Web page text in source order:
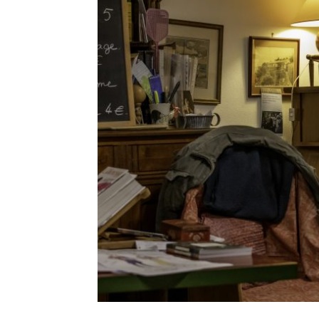
Leave a Comment
Ce concert a été l’occasion de vous
d’enregistrement. Merci